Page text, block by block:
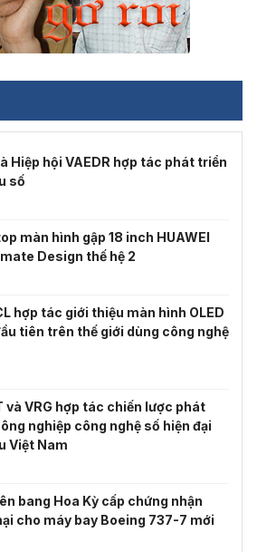
Hiệp hội VAEDR hợp tác phát triển
số
màn hình gập 18 inch HUAWEI
Design thế hệ 2
hợp tác giới thiệu màn hình OLED
tiên trên thế giới dùng công nghệ
và VRG hợp tác chiến lược phát
nghiệp công nghệ số hiện đại
Việt Nam
bang Hoa Kỳ cấp chứng nhận
cho máy bay Boeing 737-7 mới